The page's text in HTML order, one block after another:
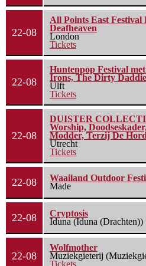
22-08
All Points East Festival
Deafheaven
London
Tickets
22-08
Huntenpop Festival
Irons, The Dirty
Ulft
Tickets
22-08
DUISTER
Worship,
Modder, Terzij De
Utrecht
Tickets
22-08
Waailand Outdoor
Made
22-08
Cryptosis
Iduna (Iduna (Drachten))
22-08
Wolfmother
Muziekgieterij